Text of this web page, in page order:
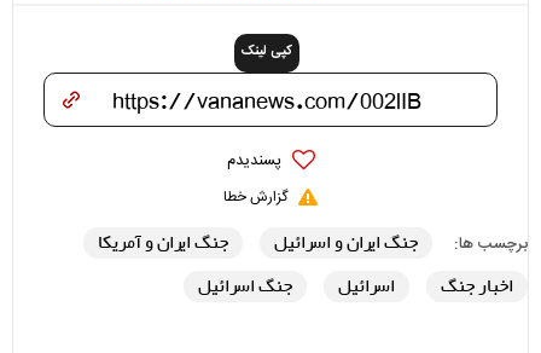
کپی لینک
پسندیدم
گزارش خطا
برچسب ها: جنگ ایران و اسرائیل
جنگ ایران و آمریکا
اخبار جنگ
اسرائیل جنگ اسرائیل